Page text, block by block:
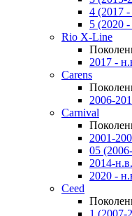
4 (2017
5 (2020
Rio X-Line
2017 -
Carens
2006-
Carnival
2001-
05
2014-н.в.
2020 -
Ceed
1 (2007-